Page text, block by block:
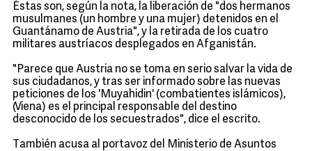
Éstas son, según la nota, la liberación de "dos hermanos
musulmanes (un hombre y una mujer) detenidos en el
Guantánamo de Austria", y la retirada de los cuatro
militares austríacos desplegados en Afganistán.
"Parece que Austria no se toma en serio salvar la vida de
sus ciudadanos, y tras ser informado sobre las nuevas
peticiones de los 'Muyahidin' (combatientes islámicos),
(Viena) es el principal responsable del destino
desconocido de los secuestrados", dice el escrito.
También acusa al portavoz del Ministerio de Asuntos